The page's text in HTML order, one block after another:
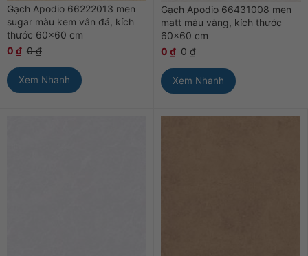
Gạch Apodio 66222013 men
sugar màu kem vân đá, kích
thước 60×60 cm
0 ₫ 0₫
Xem Nhanh
Gạch Apodio 66431008 men
matt màu vàng, kích thước
60×60 cm
0 ₫ 0₫
Xem Nhanh